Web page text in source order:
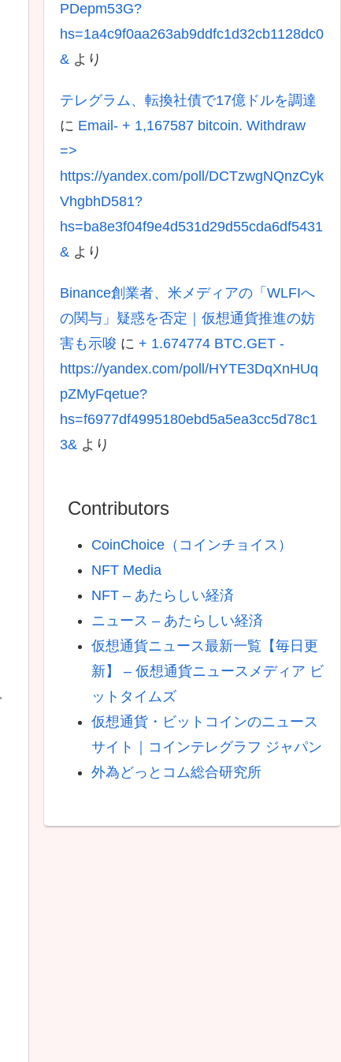
PDepm53G?
hs=1a4c9f0aa263ab9ddfc1d32cb1128dc0
& より
テレグラム、転換社債で17億ドルを調達
に Email- + 1,167587 bitcoin. Withdraw
=>
https://yandex.com/poll/DCTzwgNQnzCyk
VhgbhD581?
hs=ba8e3f04f9e4d531d29d55cda6df5431
& より
Binance創業者、米メディアの「WLFIへ
の関与」疑惑を否定｜仮想通貨推進の妨
害も示唆 に + 1.674774 BTC.GET -
https://yandex.com/poll/HYTE3DqXnHUq
pZMyFqetue?
hs=f6977df4995180ebd5a5ea3cc5d78c1
3& より
Contributors
CoinChoice（コインチョイス）
NFT Media
NFT – あたらしい経済
ニュース – あたらしい経済
仮想通貨ニュース最新一覧【毎日更
新】 – 仮想通貨ニュースメディア ビ
ットタイムズ
仮想通貨・ビットコインのニュース
サイト｜コインテレグラフ ジャパン
外為どっとコム総合研究所